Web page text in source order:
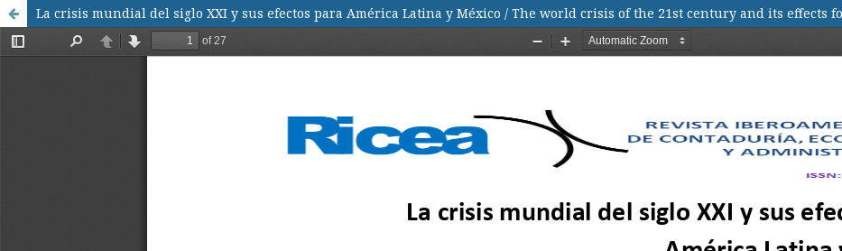
La crisis mundial del siglo XXI y sus efectos para América Latina y México / The world crisis of the 21st century and its effects